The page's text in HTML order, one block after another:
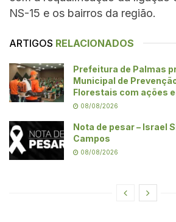
NS-15 e os bairros da região.
ARTIGOS RELACIONADOS
Prefeitura de Palmas
Municipal de
Florestais com ações
08/08/2026
Nota de pesar – Israel
Campos
08/08/2026